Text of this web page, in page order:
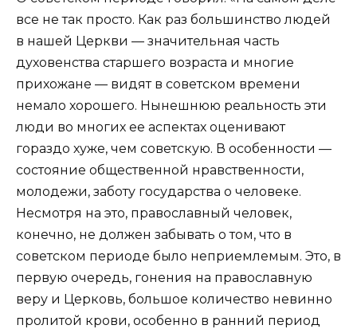
все не так просто. Как раз большинство людей
в нашей Церкви — значительная часть
духовенства старшего возраста и многие
прихожане — видят в советском времени
немало хорошего. Нынешнюю реальность эти
люди во многих ее аспектах оценивают
гораздо хуже, чем советскую. В особенности —
состояние общественной нравственности,
молодежи, заботу государства о человеке.
Несмотря на это, православный человек,
конечно, не должен забывать о том, что в
советском периоде было неприемлемым. Это, в
первую очередь, гонения на православную
веру и Церковь, большое количество невинно
пролитой крови, особенно в ранний период